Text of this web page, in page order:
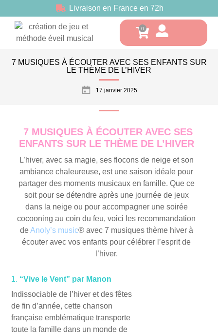
Livraison en France en 72h
7 MUSIQUES À ÉCOUTER AVEC SES ENFANTS SUR
LE THÈME DE L’HIVER
17 janvier 2025
7 MUSIQUES À ÉCOUTER AVEC SES
ENFANTS SUR LE THÈME DE L’HIVER
L’hiver, avec sa magie, ses flocons de neige et son
ambiance chaleureuse, est une saison idéale pour
partager des moments musicaux en famille. Que ce
soit pour se détendre après une journée de jeux
dans la neige ou pour accompagner une soirée
cocooning au coin du feu, voici les recommandation
deAnoly’s music® avec 7 musiques thème hiver à
écouter avec vos enfants pour célébrer l’esprit de
l’hiver.
1. “Vive le Vent” par Manon
Indissociable de l’hiver et des fêtes
de fin d’année, cette chanson
française emblématique transporte
toute la famille dans un monde de